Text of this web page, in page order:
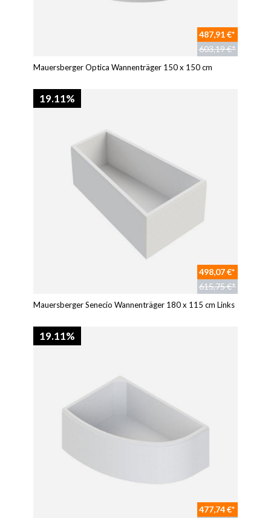
487,91 €*
603,19 €*
Mauersberger Optica Wannenträger 150 x 150 cm
19.11%
498,07 €*
615,75 €*
Mauersberger Senecio Wannenträger 180 x 115 cm Links
19.11%
477,74 €*